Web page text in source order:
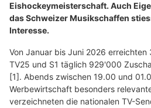
Eishockeymeisterschaft. Auch
das Schweizer Musikschaffen
Interesse.
Von Januar bis Juni 2026
TV25 und S1 täglich 929'000
[1]. Abends zwischen 19.00 und
Werbewirtschaft besonders
verzeichneten die nationalen TV-